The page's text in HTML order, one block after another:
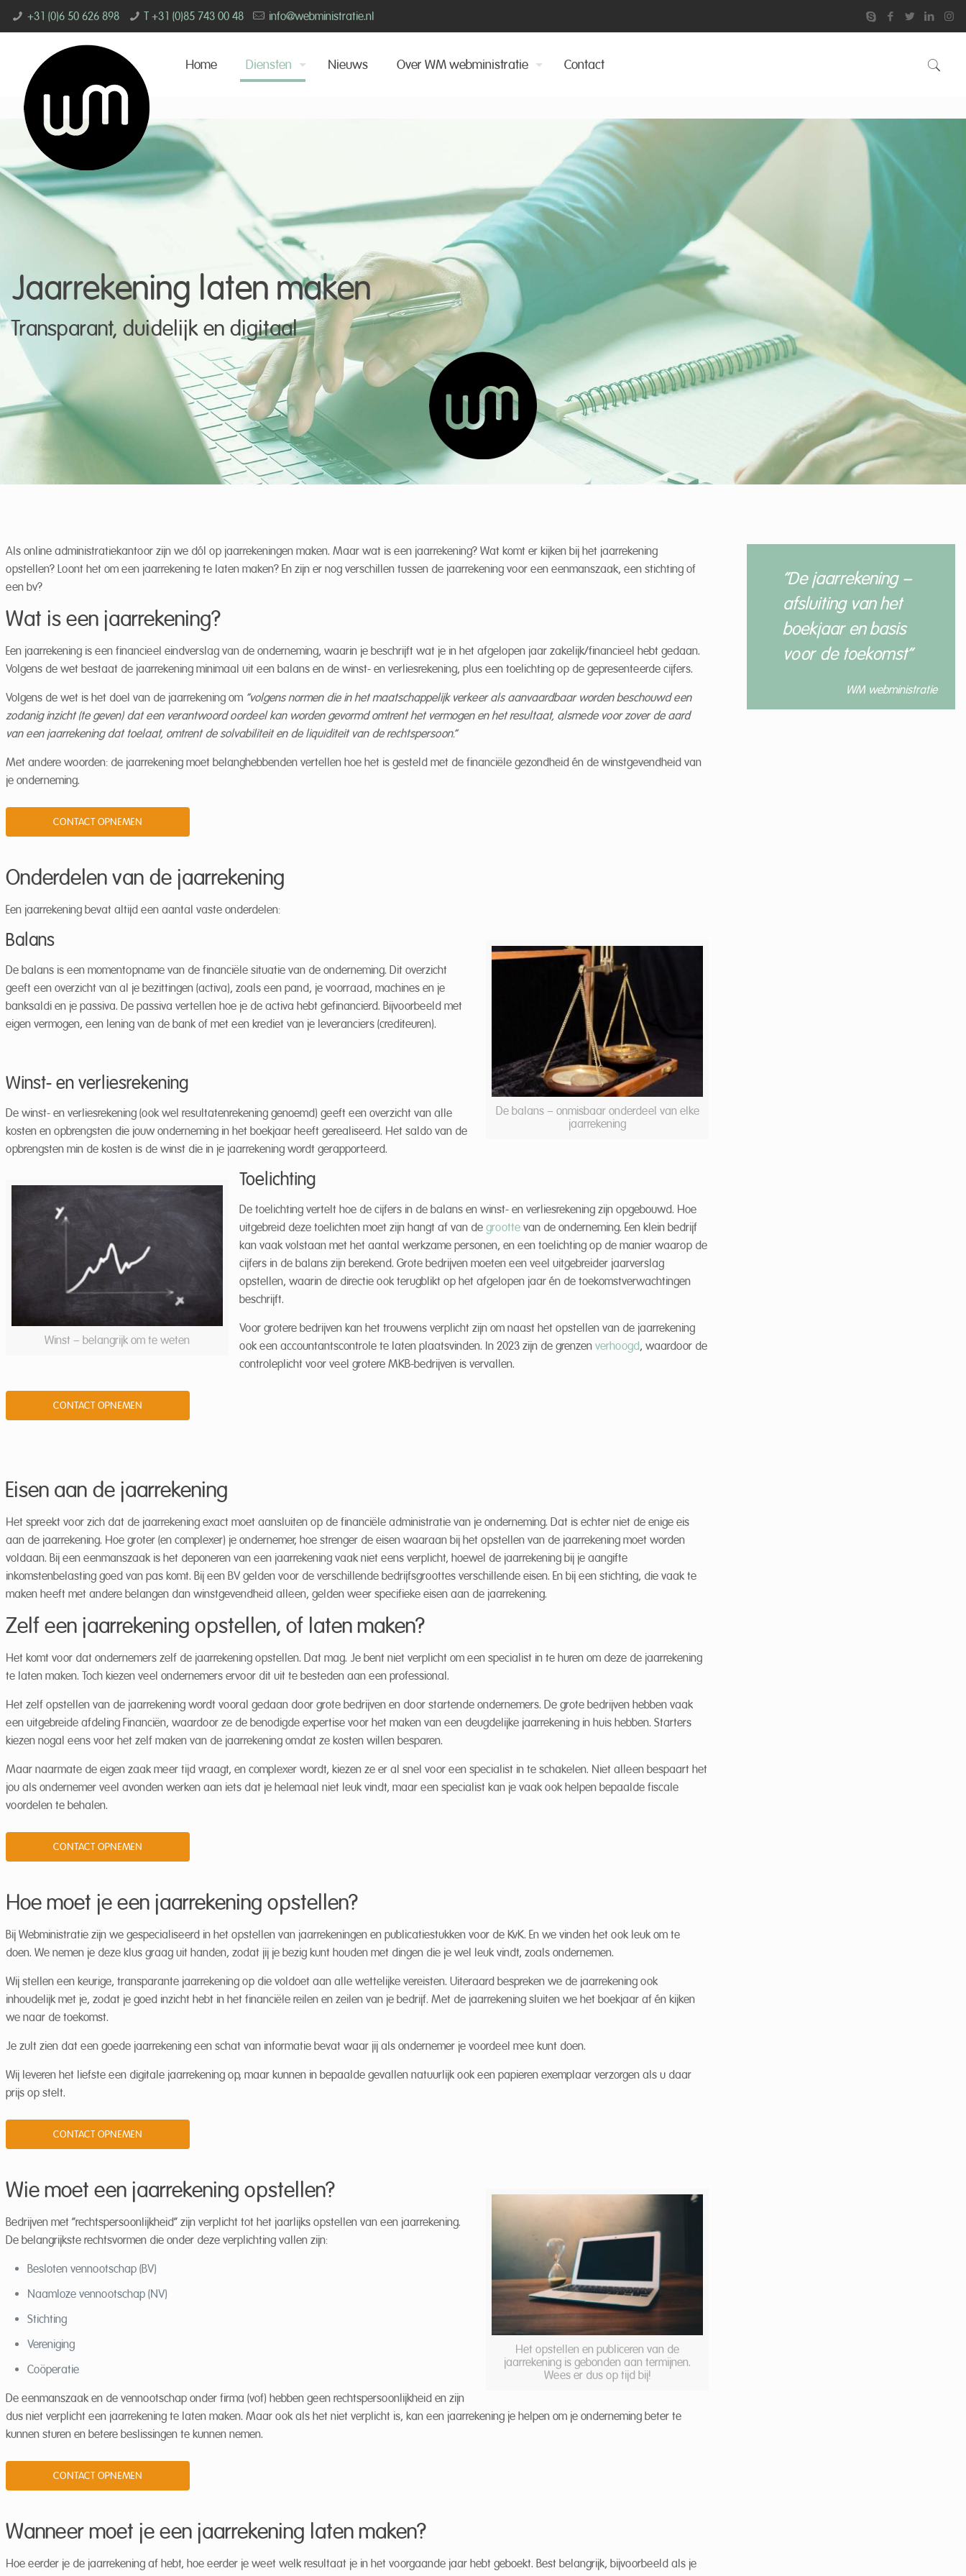
+31 (0)6 50 626 898 T +31 (0)85 743 00 48 info@webministratie.nl
Home Diensten Nieuws Over WM webministratie Contact
Jaarrekening laten maken
Transparant, duidelijk en digitaal
Als online administratiekantoor zijn we dól op jaarrekeningen maken. Maar wat is een jaarrekening? Wat komt er kijken bij het jaarrekening
opstellen? Loont het om een jaarrekening te laten maken? En zijn er nog verschillen tussen de jaarrekening voor een eenmanszaak, een stichting of
een bv?
Wat is een jaarrekening?
Een jaarrekening is een financieel eindverslag van de onderneming, waarin je beschrijft wat je in het afgelopen jaar zakelijk/financieel hebt gedaan.
Volgens de wet bestaat de jaarrekening minimaal uit een balans en de winst- en verliesrekening, plus een toelichting op de gepresenteerde cijfers.
Volgens de wet is het doel van de jaarrekening om “volgens normen die in het maatschappelijk verkeer als aanvaardbaar worden beschouwd een
zodanig inzicht (te geven) dat een verantwoord oordeel kan worden gevormd omtrent het vermogen en het resultaat, alsmede voor zover de aard
van een jaarrekening dat toelaat, omtrent de solvabiliteit en de liquiditeit van de rechtspersoon.”
Met andere woorden: de jaarrekening moet belanghebbenden vertellen hoe het is gesteld met de financiële gezondheid én de winstgevendheid van
je onderneming.
CONTACT OPNEMEN
Onderdelen van de jaarrekening
Een jaarrekening bevat altijd een aantal vaste onderdelen:
De balans – onmisbaar onderdeel van elke
jaarrekening
Balans
De balans is een momentopname van de financiële situatie van de onderneming. Dit overzicht
geeft een overzicht van al je bezittingen (activa), zoals een pand, je voorraad, machines en je
banksaldi en je passiva. De passiva vertellen hoe je de activa hebt gefinancierd. Bijvoorbeeld met
eigen vermogen, een lening van de bank of met een krediet van je leveranciers (crediteuren).
Winst- en verliesrekening
De winst- en verliesrekening (ook wel resultatenrekening genoemd) geeft een overzicht van alle
kosten en opbrengsten die jouw onderneming in het boekjaar heeft gerealiseerd. Het saldo van de
opbrengsten min de kosten is de winst die in je jaarrekening wordt gerapporteerd.
Winst – belangrijk om te weten
Toelichting
De toelichting vertelt hoe de cijfers in de balans en winst- en verliesrekening zijn opgebouwd. Hoe
uitgebreid deze toelichten moet zijn hangt af van degrootte van de onderneming. Een klein bedrijf
kan vaak volstaan met het aantal werkzame personen, en een toelichting op de manier waarop de
cijfers in de balans zijn berekend. Grote bedrijven moeten een veel uitgebreider jaarverslag
opstellen, waarin de directie ook terugblikt op het afgelopen jaar én de toekomstverwachtingen
beschrijft.
Voor grotere bedrijven kan het trouwens verplicht zijn om naast het opstellen van de jaarrekening
ook een accountantscontrole te laten plaatsvinden. In 2023 zijn de grenzenverhoogd, waardoor de
controleplicht voor veel grotere MKB-bedrijven is vervallen.
CONTACT OPNEMEN
Eisen aan de jaarrekening
Het spreekt voor zich dat de jaarrekening exact moet aansluiten op de financiële administratie van je onderneming. Dat is echter niet de enige eis
aan de jaarrekening. Hoe groter (en complexer) je ondernemer, hoe strenger de eisen waaraan bij het opstellen van de jaarrekening moet worden
voldaan. Bij een eenmanszaak is het deponeren van een jaarrekening vaak niet eens verplicht, hoewel de jaarrekening bij je aangifte
inkomstenbelasting goed van pas komt. Bij een BV gelden voor de verschillende bedrijfsgroottes verschillende eisen. En bij een stichting, die vaak te
maken heeft met andere belangen dan winstgevendheid alleen, gelden weer specifieke eisen aan de jaarrekening.
Zelf een jaarrekening opstellen, of laten maken?
Het komt voor dat ondernemers zelf de jaarrekening opstellen. Dat mag. Je bent niet verplicht om een specialist in te huren om deze de jaarrekening
te laten maken. Toch kiezen veel ondernemers ervoor dit uit te besteden aan een professional.
Het zelf opstellen van de jaarrekening wordt vooral gedaan door grote bedrijven en door startende ondernemers. De grote bedrijven hebben vaak
een uitgebreide afdeling Financiën, waardoor ze de benodigde expertise voor het maken van een deugdelijke jaarrekening in huis hebben. Starters
kiezen nogal eens voor het zelf maken van de jaarrekening omdat ze kosten willen besparen.
Maar naarmate de eigen zaak meer tijd vraagt, en complexer wordt, kiezen ze er al snel voor een specialist in te schakelen. Niet alleen bespaart het
jou als ondernemer veel avonden werken aan iets dat je helemaal niet leuk vindt, maar een specialist kan je vaak ook helpen bepaalde fiscale
voordelen te behalen.
CONTACT OPNEMEN
Hoe moet je een jaarrekening opstellen?
Bij Webministratie zijn we gespecialiseerd in het opstellen van jaarrekeningen en publicatiestukken voor de KvK. En we vinden het ook leuk om te
doen. We nemen je deze klus graag uit handen, zodat jij je bezig kunt houden met dingen die je wel leuk vindt, zoals ondernemen.
Wij stellen een keurige, transparante jaarrekening op die voldoet aan alle wettelijke vereisten. Uiteraard bespreken we de jaarrekening ook
inhoudelijk met je, zodat je goed inzicht hebt in het financiële reilen en zeilen van je bedrijf. Met de jaarrekening sluiten we het boekjaar af én kijken
we naar de toekomst.
Je zult zien dat een goede jaarrekening een schat van informatie bevat waar jij als ondernemer je voordeel mee kunt doen.
Wij leveren het liefste een digitale jaarrekening op, maar kunnen in bepaalde gevallen natuurlijk ook een papieren exemplaar verzorgen als u daar
prijs op stelt.
CONTACT OPNEMEN
Het opstellen en publiceren van de
jaarrekening is gebonden aan termijnen.
Wees er dus op tijd bij!
Wie moet een jaarrekening opstellen?
Bedrijven met “rechtspersoonlijkheid” zijn verplicht tot het jaarlijks opstellen van een jaarrekening.
De belangrijkste rechtsvormen die onder deze verplichting vallen zijn:
Besloten vennootschap (BV)
Naamloze vennootschap (NV)
Stichting
Vereniging
Coöperatie
De eenmanszaak en de vennootschap onder firma (vof) hebben geen rechtspersoonlijkheid en zijn
dus niet verplicht een jaarrekening te laten maken. Maar ook als het niet verplicht is, kan een jaarrekening je helpen om je onderneming beter te
kunnen sturen en betere beslissingen te kunnen nemen.
CONTACT OPNEMEN
Wanneer moet je een jaarrekening laten maken?
Hoe eerder je de jaarrekening af hebt, hoe eerder je weet welk resultaat je in het voorgaande jaar hebt geboekt. Best belangrijk, bijvoorbeeld als je
“De jaarrekening –
afsluiting van het
boekjaar en basis
voor de toekomst”
WM webministratie